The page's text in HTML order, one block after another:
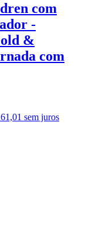
com
-
&
com
sem juros